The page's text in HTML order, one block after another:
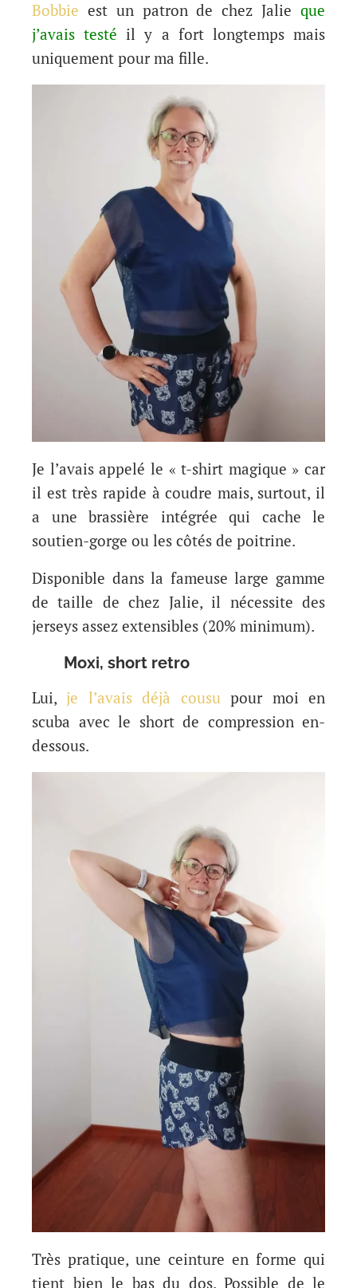
Bobbie est un patron de chez Jalie que
j’avais testé il y a fort longtemps mais
uniquement pour ma fille.
Je l’avais appelé le « t-shirt magique » car
il est très rapide à coudre mais, surtout, il
a une brassière intégrée qui cache le
soutien-gorge ou les côtés de poitrine.
Disponible dans la fameuse large gamme
de taille de chez Jalie, il nécessite des
jerseys assez extensibles (20% minimum).
Moxi, short retro
Lui, je l’avais déjà cousupour moi en
scuba avec le short de compression en-
dessous.
Très pratique, une ceinture en forme qui
tient bien le bas du dos. Possible de le